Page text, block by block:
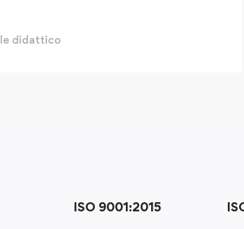
didattico
ISO 9001:2015